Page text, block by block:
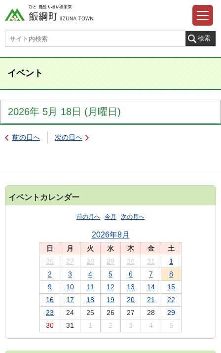
イベント
2026年 5月 18日 (月 曜日 )
前の日へ 次の日へ
イベントカレンダー
前の月へ 今月 次の月へ
2026年8月
日 月 火 水 木 金
土
26
27 28 29 30 31
1
2
3 4 5 6 7
8
9
10 11 12 13 14
15
16
17 18 19 20 21
22
23
24 25 26 27 28
29
30
31 1 2 3 4 5